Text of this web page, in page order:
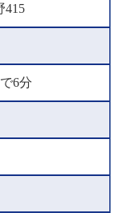
415
6分